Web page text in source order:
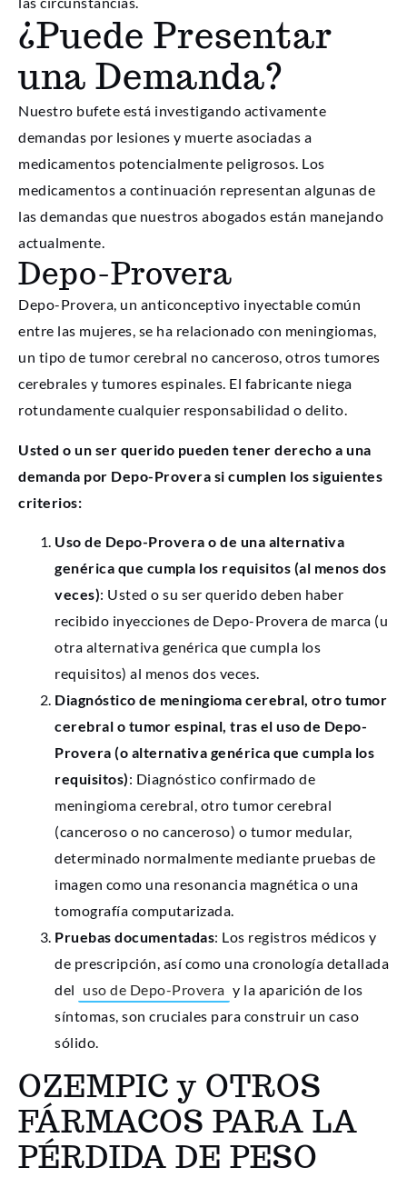
¿Puede Presentar
una Demanda?
Nuestro bufete está investigando activamente
demandas por lesiones y muerte asociadas a
medicamentos potencialmente peligrosos. Los
medicamentos a continuación representan algunas de
las demandas que nuestros abogados están manejando
actualmente.
Depo-Provera
Depo-Provera, un anticonceptivo inyectable común
entre las mujeres, se ha relacionado con meningiomas,
un tipo de tumor cerebral no canceroso, otros tumores
cerebrales y tumores espinales. El fabricante niega
rotundamente cualquier responsabilidad o delito.
Usted o un ser querido pueden tener derecho a una
demanda por Depo-Provera si cumplen los siguientes
criterios:
Uso de Depo-Provera o de una alternativa
genérica que cumpla los requisitos (al menos dos
veces): Usted o su ser querido deben haber
recibido inyecciones de Depo-Provera de marca (u
otra alternativa genérica que cumpla los
requisitos) al menos dos veces.
Diagnóstico de meningioma cerebral, otro tumor
cerebral o tumor espinal, tras el uso de Depo-
Provera (o alternativa genérica que cumpla los
requisitos): Diagnóstico confirmado de
meningioma cerebral, otro tumor cerebral
(canceroso o no canceroso) o tumor medular,
determinado normalmente mediante pruebas de
imagen como una resonancia magnética o una
tomografía computarizada.
Pruebas documentadas: Los registros médicos y
de prescripción, así como una cronología detallada
del uso de Depo-Provera y la aparición de los
síntomas, son cruciales para construir un caso
sólido.
OZEMPIC y OTROS
FÁRMACOS PARA LA
PÉRDIDA DE PESO